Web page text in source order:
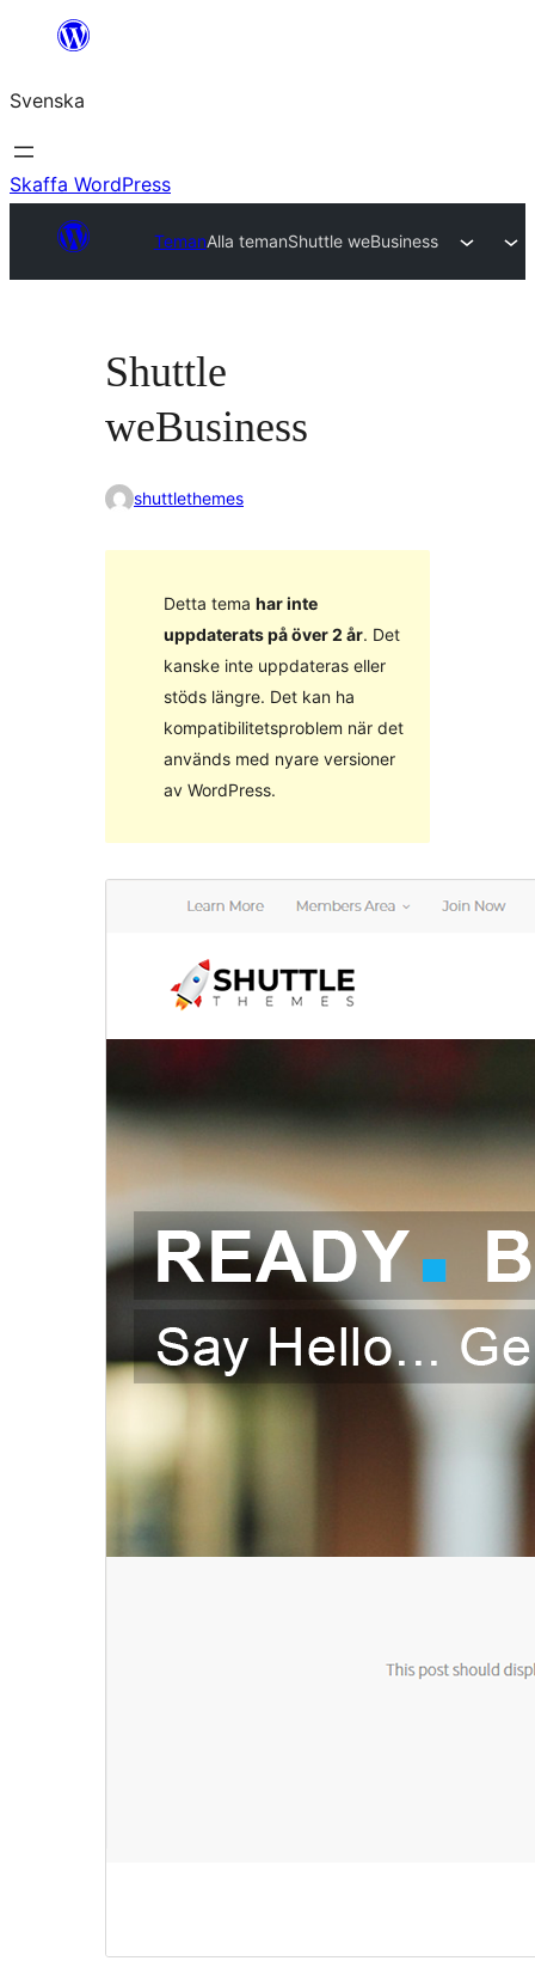
Hoppa
innehåll
Svenska
Skaffa WordPress
TemanAlla temanShuttle weBusiness
Shuttle
weBusiness
shuttlethemes
Detta tema har inte
uppdaterats på över 2 år. Det
kanske inte uppdateras eller
stöds längre. Det kan ha
kompatibilitetsproblem när det
används med nyare versioner
av WordPress.